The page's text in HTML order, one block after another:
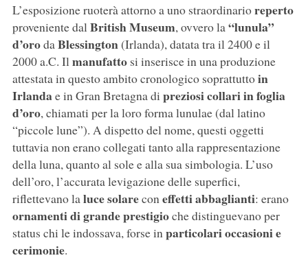
L’esposizione ruoterà attorno a uno straordinarioreperto
proveniente dalBritish Museum, ovvero la“lunula”
d’orodaBlessington(Irlanda), datata tra il 2400 e il
2000 a.C. Ilmanufattosi inserisce in una produzione
attestata in questo ambito cronologico soprattuttoin
Irlandae in Gran Bretagna di preziosi collari in foglia
d’oro, chiamati per la loro forma lunulae (dal latino
“piccole lune”). A dispetto del nome, questi oggetti
tuttavia non erano collegati tanto alla rappresentazione
della luna, quanto al sole e alla sua simbologia. L’uso
dell’oro, l’accurata levigazione delle superfici,
riflettevano laluce solareconeffetti abbaglianti: erano
ornamenti di grande prestigioche distinguevano per
status chi le indossava, forse inparticolari occasioni e
cerimonie.